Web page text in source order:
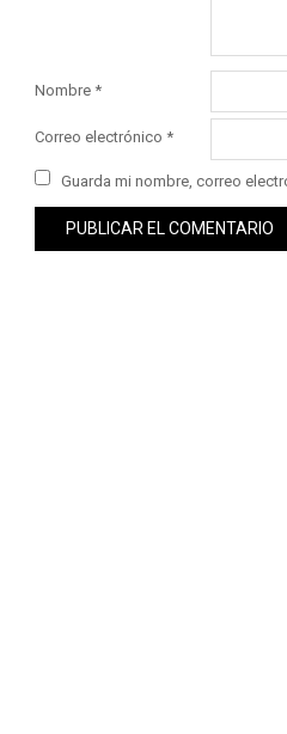
Nombre *
Correo electrónico *
Guarda mi nombre, correo